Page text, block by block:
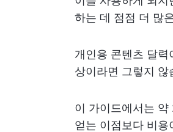
하는 데 점점 더 많
개인용 콘텐츠 달
상이라면 그렇지 않
이 가이드에서는
얻는 이점보다 비